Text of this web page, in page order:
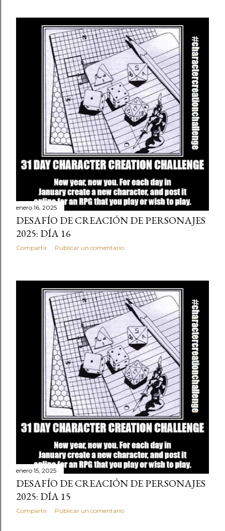
enero 16, 2025
DESAFÍO DE CREACIÓN DE PERSONAJES
2025: DÍA 16
Compartir Publicar un comentario
enero 15, 2025
DESAFÍO DE CREACIÓN DE PERSONAJES
2025: DÍA 15
Compartir Publicar un comentario